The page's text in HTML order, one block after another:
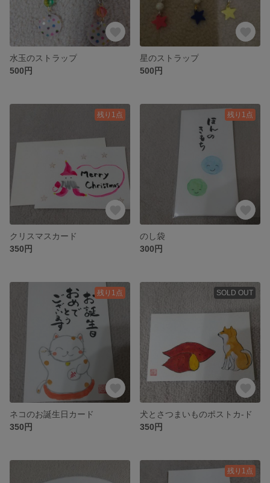
水玉のストラップ
500円
星のストラップ
500円
残り1点
クリスマスカード
350円
残り1点
のし袋
300円
残り1点
ネコのお誕生日カード
350円
SOLD OUT
犬とさつまいものポストカ-ド
350円
残り1点